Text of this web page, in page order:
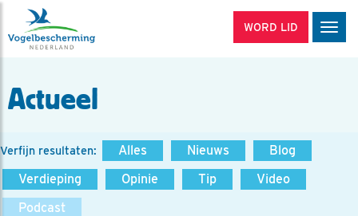
WORD LID
Actueel
Verfijn resultaten: Alles Nieuws
Blog
Verdieping
Opinie Tip
Video
Podcast